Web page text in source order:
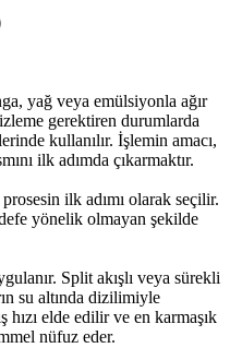
yağ veya emülsiyonla ağır
gerektiren durumlarda
kullanılır. İşlemin amacı,
ilk adımda çıkarmaktır.
ilk adımı olarak seçilir.
yönelik olmayan şekilde
Split akışlı veya sürekli
su altında dizilimiyle
hızı elde edilir ve en karmaşık
nüfuz eder.